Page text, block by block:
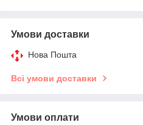
Умови доставки
Нова Пошта
Всі умови доставки
Умови оплати